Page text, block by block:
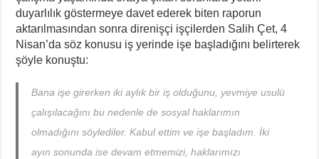
duyarlılık göstermeye davet ederek biten raporun
aktarılmasından sonra direnişçi işçilerden Salih Çet, 4
Nisan’da söz konusu iş yerinde işe başladığını belirterek
şöyle konuştu:
Bana işe girerken iki aylık bir iş olduğunu, yevmiye usulü
çalışılacağını bu nedenle de sosyal haklarımın
olmadığını söylediler. Kabul ettim ve işe başladım. İki
ayın sonunda ise devam etmemizi, haklarımızı